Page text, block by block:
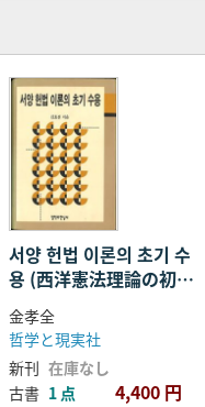
서양 헌법 이론의 초기 수
용 (西洋憲法理論の初期
受容)
金孝全
哲学と現実社
新刊 在庫なし
古書 1 点 4,400 円